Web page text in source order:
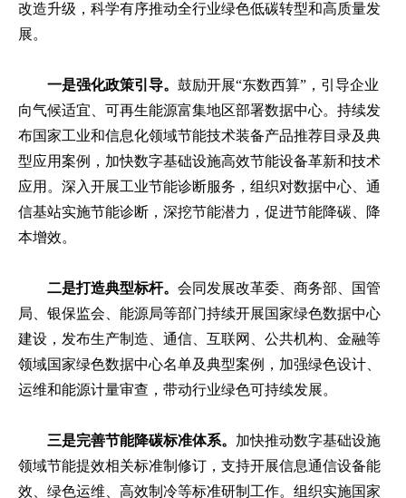
改造升级，科学有序推动全行业绿色低碳转型和高质量发
展。
一是强化政策引导。 鼓励开展“东数西算”，引导企业
向气候适宜、可再生能源富集地区部署数据中心。持续发
布国家工业和信息化领域节能技术装备产品推荐目录及典
型应用案例，加快数字基础设施高效节能设备革新和技术
应用。深入开展工业节能诊断服务，组织对数据中心、通
信基站实施节能诊断，深挖节能潜力，促进节能降碳、降
本增效。
二是打造典型标杆。 会同发展改革委、商务部、国管
局、银保监会、能源局等部门持续开展国家绿色数据中心
建设，发布生产制造、通信、互联网、公共机构、金融等
领域国家绿色数据中心名单及典型案例，加强绿色设计、
运维和能源计量审查，带动行业绿色可持续发展。
三是完善节能降碳标准体系。 加快推动数字基础设施
领域节能提效相关标准制修订，支持开展信息通信设备能
效、绿色运维、高效制冷等标准研制工作。组织实施国家